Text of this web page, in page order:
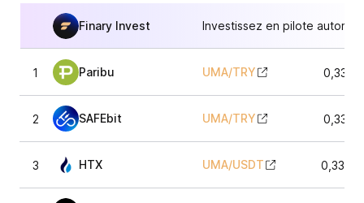
Finary Invest Investissez en pilote
1 Paribu UMA/TRY
2 SAFEbit UMA/TRY
3 HTX UMA/USDT